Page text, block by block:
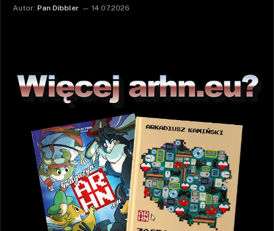
Autor: Pan Dibbler 14.07.2026